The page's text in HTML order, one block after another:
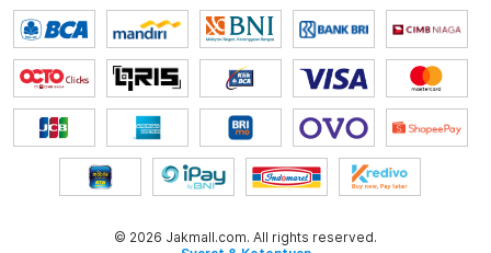
© 2026 Jakmall.com. All rights reserved.